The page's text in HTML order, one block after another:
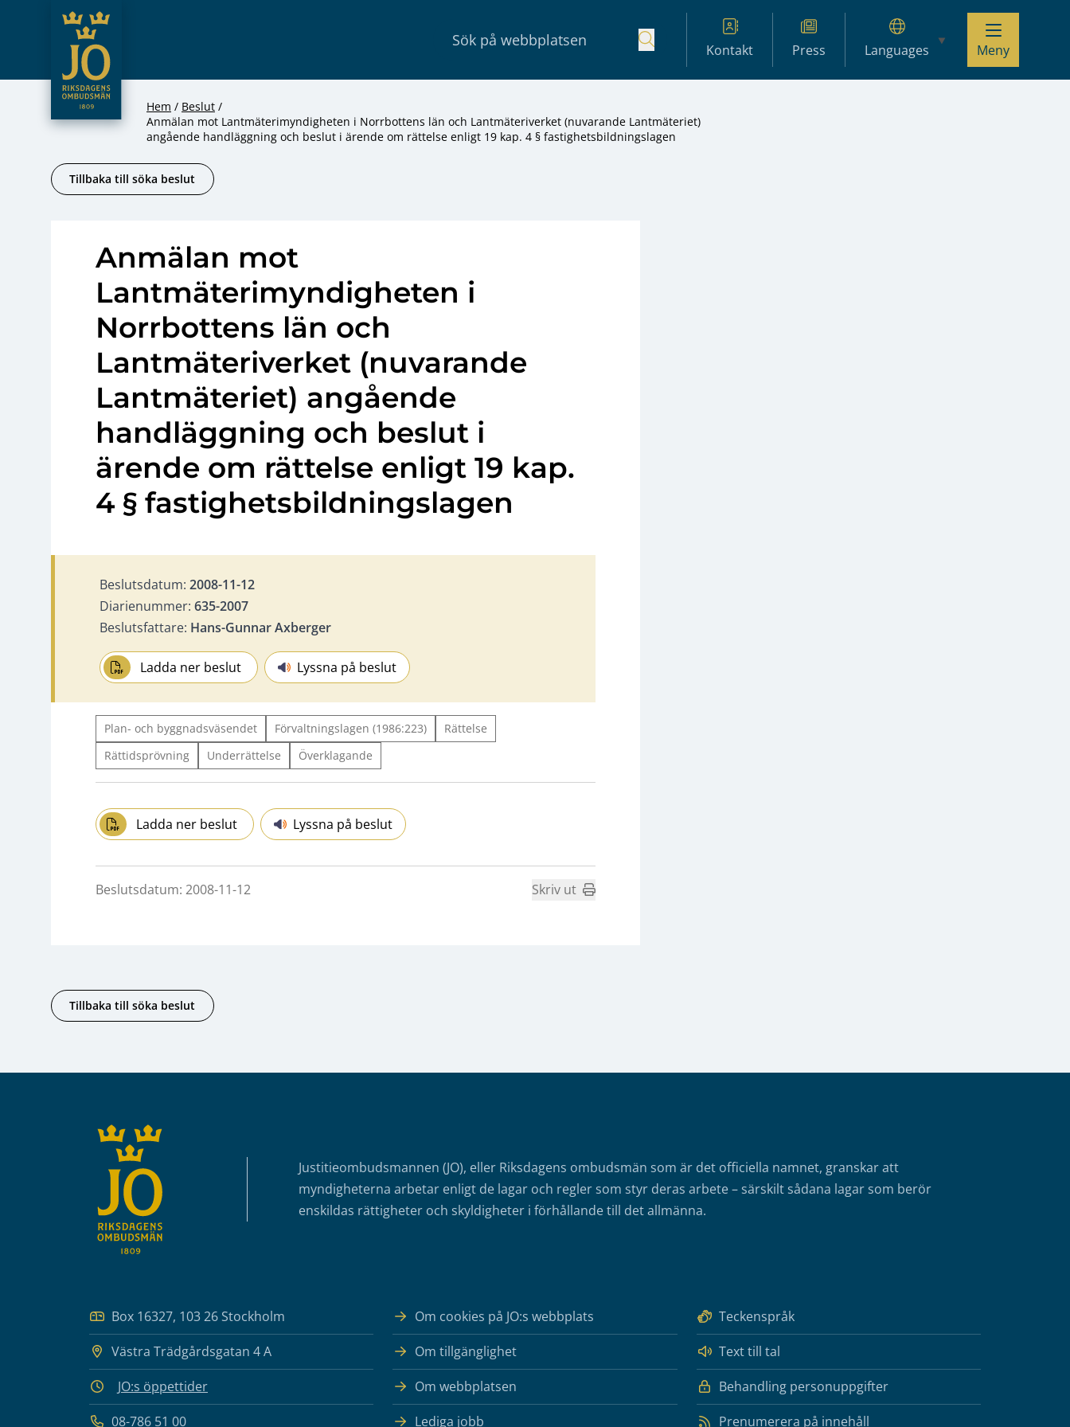
Hoppa till innehåll
JO – Riksdagens Ombudsmän
Kontakt Press Languages Meny
Hem
Beslut
Anmälan mot Lantmäterimyndigheten i Norrbottens län och Lantmäteriverket (nuvarande Lantmäteriet)
angående handläggning och beslut i ärende om rättelse enligt 19 kap. 4 § fastighetsbildningslagen
Tillbaka till söka beslut
Anmälan mot
Lantmäterimyndigheten i
Norrbottens län och
Lantmäteriverket (nuvarande
Lantmäteriet) angående
handläggning och beslut i
ärende om rättelse enligt 19 kap.
4 § fastighetsbildningslagen
Beslutsdatum: 2008-11-12
Diarienummer: 635-2007
Beslutsfattare: Hans-Gunnar Axberger
Ladda ner beslut Lyssna på beslut
Plan- och byggnadsväsendet Förvaltningslagen (1986:223)
Rättelse
Rättidsprövning
Underrättelse Överklagande
Ladda ner beslut Lyssna på beslut
Beslutsdatum: 2008-11-12 Skriv ut
Tillbaka till söka beslut
Justitieombudsmannen (JO), eller Riksdagens ombudsmän som är det officiella namnet, granskar att
myndigheterna arbetar enligt de lagar och regler som styr deras arbete – särskilt sådana lagar som berör
enskildas rättigheter och skyldigheter i förhållande till det allmänna.
Box 16327, 103 26 Stockholm
Västra Trädgårdsgatan 4 A
JO:s öppettider
08-786 51 00
Om cookies på JO:s webbplats
Teckenspråk
Om tillgänglighet
Text till tal
Om webbplatsen
Behandling personuppgifter
Lediga jobb
Prenumerera på innehåll